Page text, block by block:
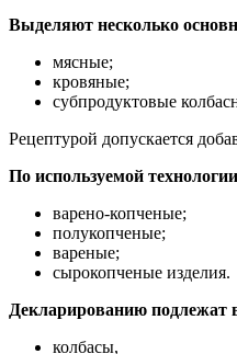
Выделяют несколько
мясные;
кровяные;
субпродуктовые
Рецептурой допускается
По используемой
варено-копченые;
полукопченые;
вареные;
сырокопченые изделия.
Декларированию подлежат
колбасы,